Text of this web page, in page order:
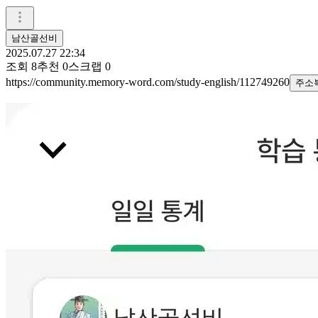
남산골선비
2025.07.27 22:34
조회 8추천 0스크랩 0
https://community.memory-word.com/study-english/112749260 주소